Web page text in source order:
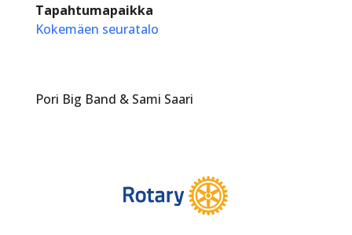
Tapahtumapaikka
Kokemäen seuratalo
Pori Big Band & Sami Saari